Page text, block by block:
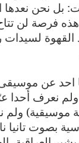
بل نحن نعدها
هذه فرصة لن
القهوة
احد عن
ولم نعرف
موسيقية)
بصوت